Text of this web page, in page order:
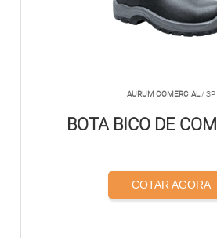
AURUM COMERCIAL/ SP
BOTA BICO DE
COTAR AGORA